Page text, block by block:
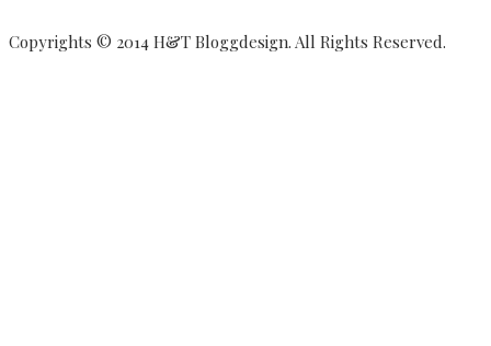
Copyrights © 2014 H&T Bloggdesign. All Rights Reserved.